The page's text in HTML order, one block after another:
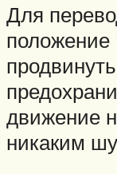
Для
положение
движение
никаким